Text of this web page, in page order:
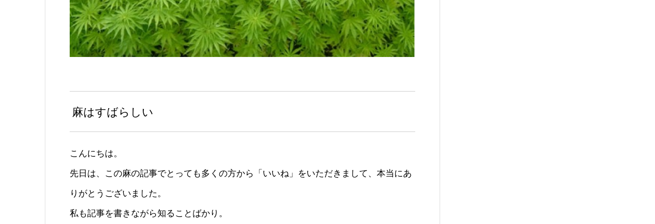
麻はすばらしい
こんにちは。
先日は、この麻の記事でとっても多くの方から「いいね」をいただきまして、本当にあ
りがとうございました。
私も記事を書きながら知ることばかり。